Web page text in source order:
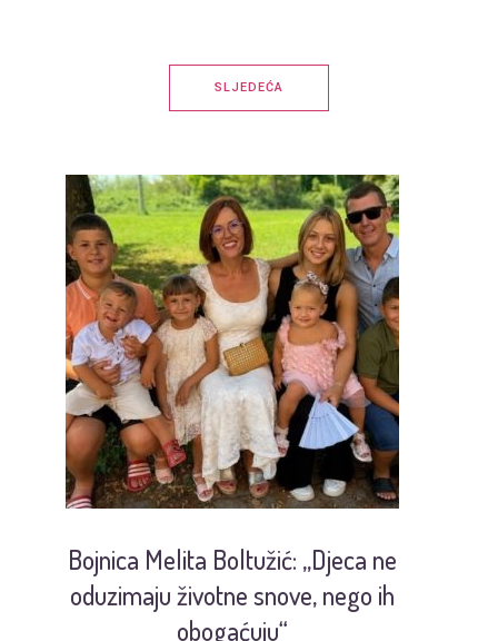
SLJEDEĆA
Bojnica Melita Boltužić: „Djeca ne
oduzimaju životne snove, nego ih
obogaćuju“